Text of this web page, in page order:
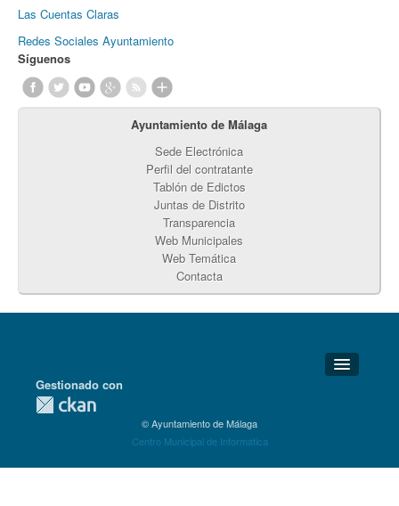
Las Cuentas Claras
Redes Sociales Ayuntamiento
Síguenos
Ayuntamiento de Málaga
Sede Electrónica
Perfil del contratante
Tablón de Edictos
Juntas de Distrito
Transparencia
Web Municipales
Web Temática
Contacta
Detalles Técnicos
Gestionado con
© Ayuntamiento de Málaga
Centro Municipal de Informática